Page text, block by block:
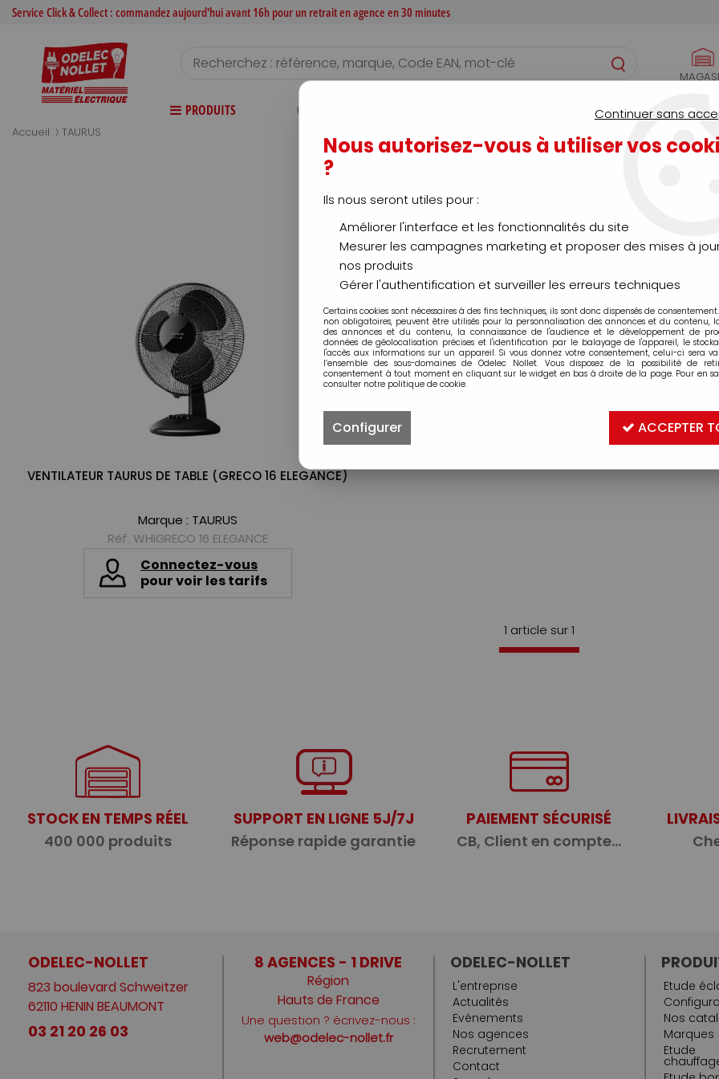
Service Click & Collect : commandez aujourd'hui avant 16h pour un retrait en agence en 30 minutes
PRODUITS CATALOGUES SERVICES
Accueil > TAURUS
VENTILATEUR TAURUS DE TABLE (GRECO 16 ELEGANCE)
Marque : TAURUS
Réf. WHIGRECO 16 ELEGANCE
Connectez-vous
pour voir les tarifs
1 article sur1
STOCK EN TEMPS RÉEL
400 000 produits
SUPPORT EN LIGNE 5J/7J
Réponse rapide garantie
PAIEMENT SÉCURISÉ
CB, Client en compte...
ODELEC-NOLLET
823 boulevard Schweitzer
62110 HENIN BEAUMONT
03 21 20 26 03
8 AGENCES - 1 DRIVE
Région
Hauts de France
Une question ? écrivez-nous :
web@odelec-nollet.fr
ODELEC-NOLLET
L'entreprise
Actualités
Evénements
Nos agences
Recrutement
Contact
Etude
Nos
Marques
Etude
Continuer sans
Nous autorisez-vous à utiliser vos
?
Ils nous seront utiles pour :
Améliorer l'interface et les fonctionnalités du site
Mesurer les campagnes marketing et proposer des mises à
nos produits
Gérer l'authentification et surveiller les erreurs techniques
Certains cookies sont nécessaires à des fins techniques, ils sont donc dispensés de
non obligatoires, peuvent être utilisés pour la personnalisation des annonces et du contenu,
des annonces et du contenu, la connaissance de l'audience et le développement de
données de géolocalisation précises et l'identification par le balayage de l'appareil, le
l'accès aux informations sur un appareil. Si vous donnez votre consentement, celui-ci sera
l’ensemble des sous-domaines de Odelec Nollet. Vous disposez de la possibilité de
consentement à tout moment en cliquant sur le widget en bas à droite de la page. Pour en
consulter notre politique de cookie.
Configurer ACCEPTER